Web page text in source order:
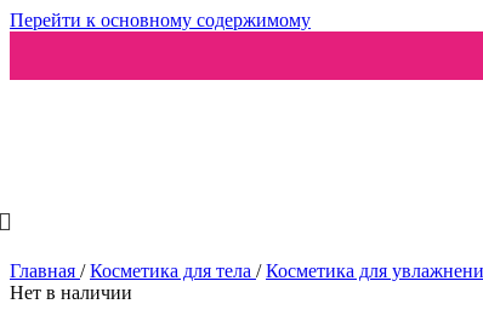
Перейти к основному содержимому
Главная / Косметика для тела / Косметика для
Нет в наличии